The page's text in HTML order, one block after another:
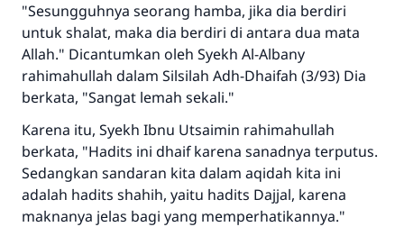
"Sesungguhnya seorang hamba, jika dia berdiri
untuk shalat, maka dia berdiri di antara dua mata
Allah." Dicantumkan oleh Syekh Al-Albany
rahimahullah dalam Silsilah Adh-Dhaifah (3/93) Dia
berkata, "Sangat lemah sekali."
Karena itu, Syekh Ibnu Utsaimin rahimahullah
berkata, "Hadits ini dhaif karena sanadnya terputus.
Sedangkan sandaran kita dalam aqidah kita ini
adalah hadits shahih, yaitu hadits Dajjal, karena
maknanya jelas bagi yang memperhatikannya."